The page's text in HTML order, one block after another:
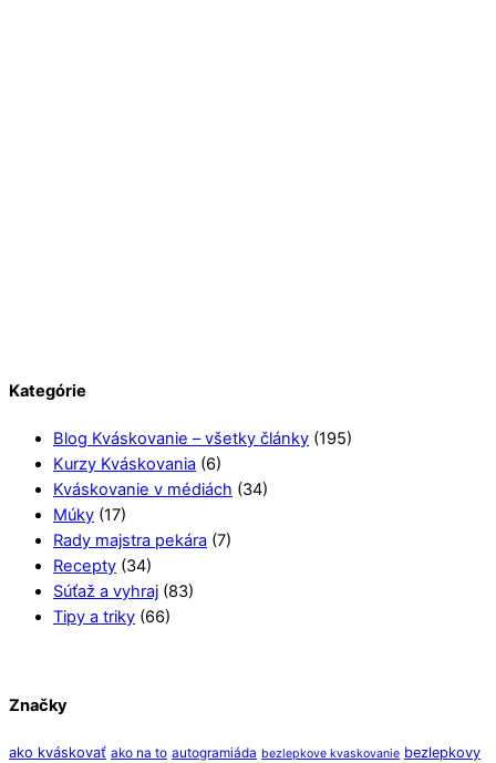
Kategórie
Blog Kváskovanie – všetky články (195)
Kurzy Kváskovania (6)
Kváskovanie v médiách (34)
Múky (17)
Rady majstra pekára (7)
Recepty (34)
Súťaž a vyhraj (83)
Tipy a triky (66)
Značky
ako kváskovať ako na to autogramiáda bezlepkove kvaskovanie bezlepkovy